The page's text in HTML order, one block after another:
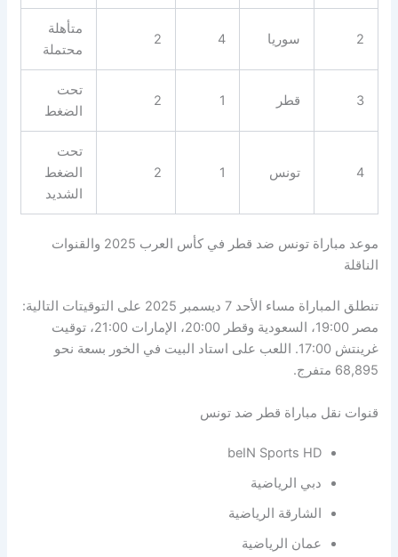
2 سوريا 4
2
متأهلة
محتملة
3 قطر 1
2
تحت
الضغط
4 تونس 1
2
تحت
الضغط
الشديد
موعد مباراة تونس ضد قطر في كأس العرب 2025 والقنوات
الناقلة
تنطلق المباراة مساء الأحد 7 ديسمبر 2025 على التوقيتات التالية:
مصر 19:00، السعودية وقطر 20:00، الإمارات 21:00، توقيت
غرينتش 17:00. اللعب على استاد البيت في الخور بسعة نحو
68,895 متفرج.
قنوات نقل مباراة قطر ضد تونس
beIN Sports HD
دبي الرياضية
الشارقة الرياضية
عمان الرياضية